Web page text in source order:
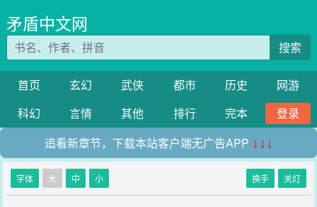
矛盾中文网
搜索
首页 玄幻 武侠 都市 历史
网游
科幻
言情 其他 排行 完本
登录
追看新章节，下载本站客户端无广告APP ↓↓↓
字体 大 中 小 换手 关灯